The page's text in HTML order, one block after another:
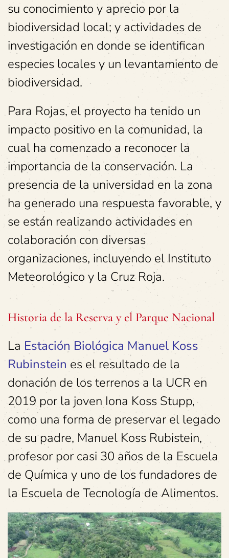
su conocimiento y aprecio por la
biodiversidad local; y actividades de
investigación en donde se identifican
especies locales y un levantamiento de
biodiversidad.
Para Rojas, el proyecto ha tenido un
impacto positivo en la comunidad, la
cual ha comenzado a reconocer la
importancia de la conservación. La
presencia de la universidad en la zona
ha generado una respuesta favorable, y
se están realizando actividades en
colaboración con diversas
organizaciones, incluyendo el Instituto
Meteorológico y la Cruz Roja.
Historia de la Reserva y el Parque Nacional
La Estación Biológica Manuel Koss
Rubinstein es el resultado de la
donación de los terrenos a la UCR en
2019 por la joven Iona Koss Stupp,
como una forma de preservar el legado
de su padre, Manuel Koss Rubistein,
profesor por casi 30 años de la Escuela
de Química y uno de los fundadores de
la Escuela de Tecnología de Alimentos.